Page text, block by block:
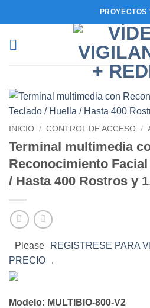
al
PROYECTOS
INICIO / CONTROL DE ACCESO /
Terminal multimedia
Reconocimiento
/ Hasta 400 Rostros y
Please
REGISTRESE PARA
PRECIO
.
Modelo: MULTIBIO-800-V2